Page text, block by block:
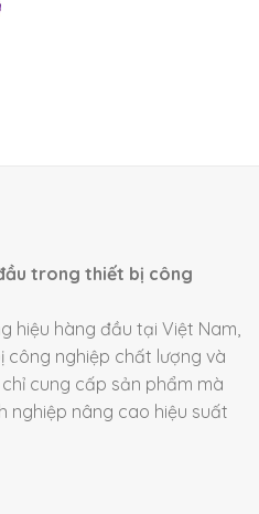
trong thiết bị công
hiệu hàng đầu tại Việt Nam,
công nghiệp chất lượng và
cung cấp sản phẩm mà
nghiệp nâng cao hiệu suất